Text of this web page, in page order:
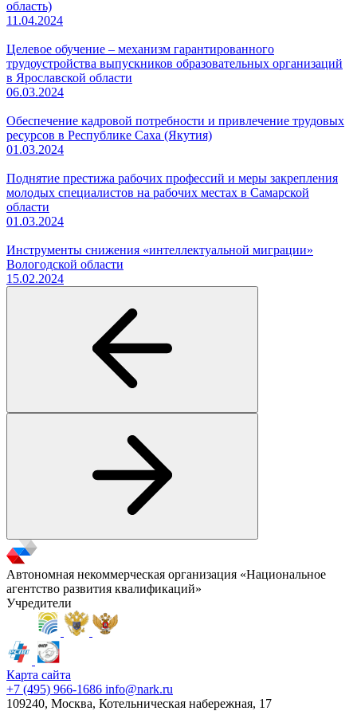
область)
11.04.2024
Целевое обучение – механизм гарантированного
трудоустройства выпускников образовательных организаций
в Ярославской области
06.03.2024
Обеспечение кадровой потребности и привлечение трудовых
ресурсов в Республике Саха (Якутия)
01.03.2024
Поднятие престижа рабочих профессий и меры закрепления
молодых специалистов на рабочих местах в Самарской
области
01.03.2024
Инструменты снижения «интеллектуальной миграции»
Вологодской области
15.02.2024
Автономная некоммерческая организация «Национальное
агентство развития квалификаций»
Учредители
Карта сайта
+7 (495) 966-1686 info@nark.ru
109240, Москва, Котельническая набережная, 17